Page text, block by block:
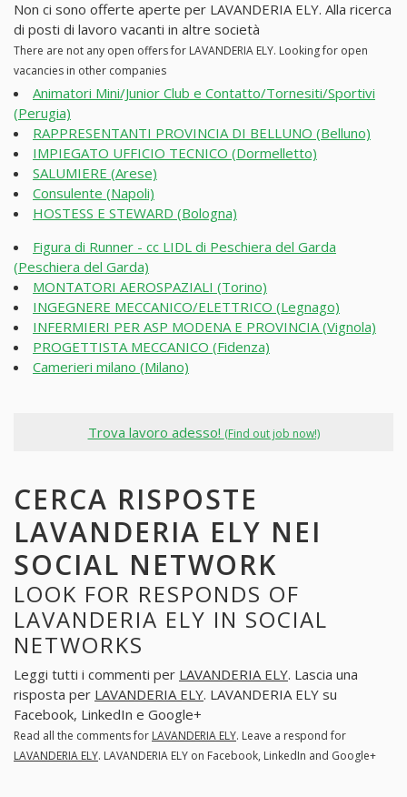
Non ci sono offerte aperte per LAVANDERIA ELY. Alla ricerca
di posti di lavoro vacanti in altre società
There are not any open offers for LAVANDERIA ELY. Looking for open
vacancies in other companies
Animatori Mini/Junior Club e Contatto/Tornesiti/Sportivi
(Perugia)
RAPPRESENTANTI PROVINCIA DI BELLUNO (Belluno)
IMPIEGATO UFFICIO TECNICO (Dormelletto)
SALUMIERE (Arese)
Consulente (Napoli)
HOSTESS E STEWARD (Bologna)
Figura di Runner - cc LIDL di Peschiera del Garda
(Peschiera del Garda)
MONTATORI AEROSPAZIALI (Torino)
INGEGNERE MECCANICO/ELETTRICO (Legnago)
INFERMIERI PER ASP MODENA E PROVINCIA (Vignola)
PROGETTISTA MECCANICO (Fidenza)
Camerieri milano (Milano)
Trova lavoro adesso! (Find out job now!)
CERCA RISPOSTE
LAVANDERIA ELY NEI
SOCIAL NETWORK
LOOK FOR RESPONDS OF
LAVANDERIA ELY IN SOCIAL
NETWORKS
Leggi tutti i commenti per LAVANDERIA ELY. Lascia una
risposta per LAVANDERIA ELY. LAVANDERIA ELY su
Facebook, LinkedIn e Google+
Read all the comments for LAVANDERIA ELY. Leave a respond for
LAVANDERIA ELY. LAVANDERIA ELY on Facebook, LinkedIn and Google+